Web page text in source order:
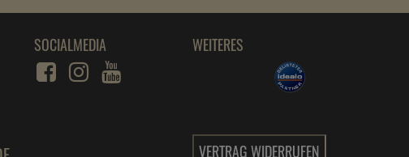
SOCIALMEDIA WEITERES
VERTRAG WIDERRUFEN